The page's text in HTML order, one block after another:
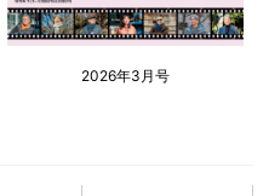
2026年3月号